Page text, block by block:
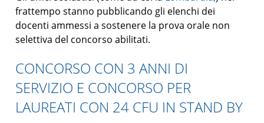
frattempo stanno pubblicando gli elenchi dei
docenti ammessi a sostenere la prova orale non
selettiva del concorso abilitati.
CONCORSO CON 3 ANNI DI
SERVIZIO E CONCORSO PER
LAUREATI CON 24 CFU IN STAND BY